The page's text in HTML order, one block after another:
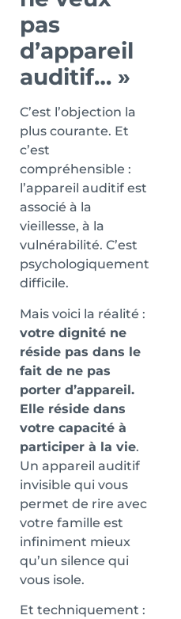
pas
d’appareil
auditif… »
C’est l’objection la
plus courante. Et
c’est
compréhensible :
l’appareil auditif est
associé à la
vieillesse, à la
vulnérabilité. C’est
psychologiquement
difficile.
Mais voici la réalité :
votre dignité ne
réside pas dans le
fait de ne pas
porter d’appareil.
Elle réside dans
votre capacité à
participer à la vie.
Un appareil auditif
invisible qui vous
permet de rire avec
votre famille est
infiniment mieux
qu’un silence qui
vous isole.
Et techniquement :